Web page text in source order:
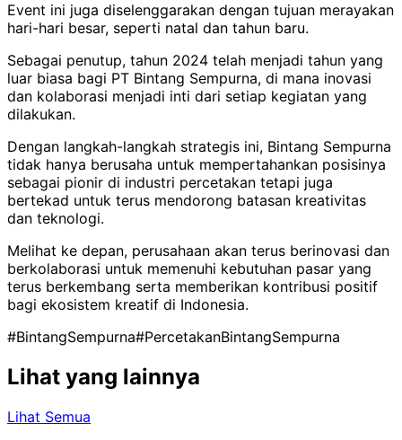
Event ini juga diselenggarakan dengan tujuan merayakan
hari-hari besar, seperti natal dan tahun baru.
Sebagai penutup, tahun 2024 telah menjadi tahun yang
luar biasa bagi PT Bintang Sempurna, di mana inovasi
dan kolaborasi menjadi inti dari setiap kegiatan yang
dilakukan.
Dengan langkah-langkah strategis ini, Bintang Sempurna
tidak hanya berusaha untuk mempertahankan posisinya
sebagai pionir di industri percetakan tetapi juga
bertekad untuk terus mendorong batasan kreativitas
dan teknologi.
Melihat ke depan, perusahaan akan terus berinovasi dan
berkolaborasi untuk memenuhi kebutuhan pasar yang
terus berkembang serta memberikan kontribusi positif
bagi ekosistem kreatif di Indonesia.
#BintangSempurna#PercetakanBintangSempurna
Lihat yang lainnya
Lihat Semua